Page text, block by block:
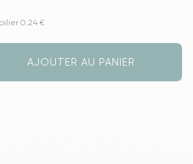
0.24 €
AJOUTER AU PANIER